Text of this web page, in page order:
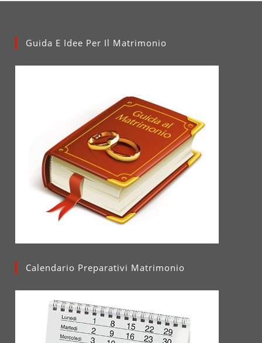
Guida E Idee Per Il Matrimonio
Calendario Preparativi Matrimonio